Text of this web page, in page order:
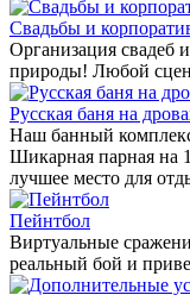
Свадьбы и
Организация свадеб
природы! Любой
Русская баня на
Наш банный
Шикарная парная на
лучшее место для
Пейнтбол
Виртуальные
реальный бой и